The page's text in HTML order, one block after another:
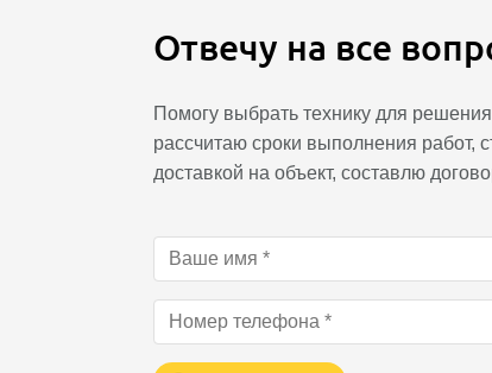
Отвечу на все
Помогу выбрать технику для
рассчитаю сроки выполнения работ,
доставкой на объект, составлю